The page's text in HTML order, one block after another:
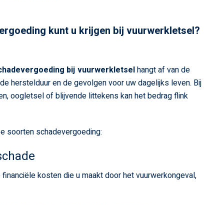
kunt u krijgen bij vuurwerkletsel?
bij vuurwerkletselhangt af van de
herstelduur en de gevolgen voor uw dagelijks leven. Bij
oogletsel of blijvende littekens kan het bedrag flink
soorten schadevergoeding:
kosten die u maakt door het vuurwerkongeval,